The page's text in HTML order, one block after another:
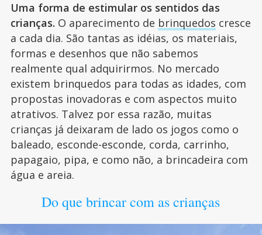
Uma forma de estimular os sentidos das
crianças. O aparecimento de brinquedos cresce
a cada dia. São tantas as idéias, os materiais,
formas e desenhos que não sabemos
realmente qual adquirirmos. No mercado
existem brinquedos para todas as idades, com
propostas inovadoras e com aspectos muito
atrativos. Talvez por essa razão, muitas
crianças já deixaram de lado os jogos como o
baleado, esconde-esconde, corda, carrinho,
papagaio, pipa, e como não, a brincadeira com
água e areia.
Do que brincar com as crianças